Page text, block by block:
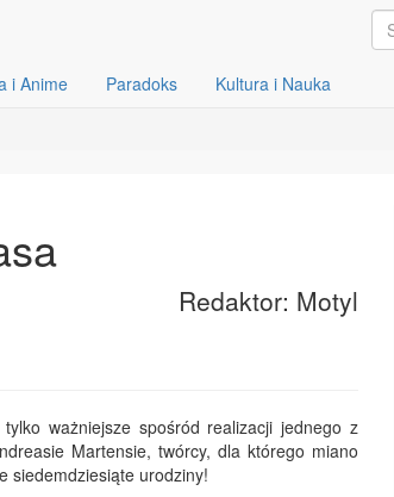
i Anime Paradoks
Kultura i Nauka
Redaktor: Motyl
ważniejsze spośród realizacji jednego z
Martensie, twórcy, dla którego miano
siedemdziesiąte urodziny!